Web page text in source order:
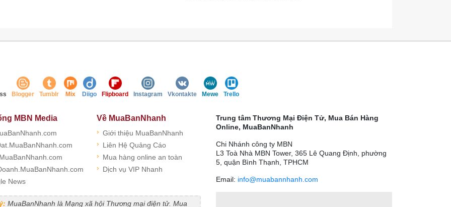
Blogger Tumblr Mix Diigo Flipboard Instagram Vkontakte Mewe Trello
MBN Media
News
Về MuaBanNhanh
› Giới thiệu MuaBanNhanh
› Liên Hệ Quảng Cáo
› Mua hàng online an toàn
› Dịch vụ VIP Nhanh
MuaBanNhanh là Mạng xã hội Thương mại điện tử. Mua
Trung tâm Thương Mại Điện Tử, Mua Bán Hàng
Online, MuaBanNhanh
Chi Nhánh công ty MBN
L3 Toà Nhà MBN Tower, 365 Lê Quang Định, phường
5, quận Bình Thạnh, TPHCM
Email: info@muabannhanh.com